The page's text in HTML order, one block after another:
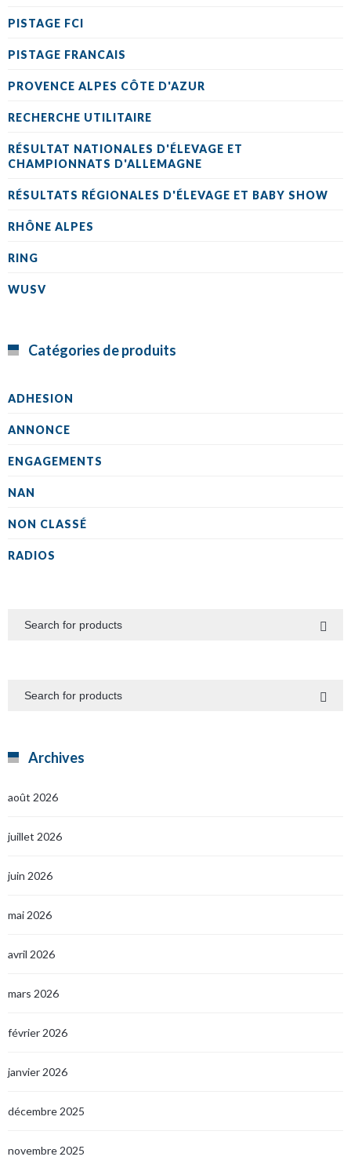
PISTAGE FCI
PISTAGE FRANCAIS
PROVENCE ALPES CÔTE D'AZUR
RECHERCHE UTILITAIRE
RÉSULTAT NATIONALES D'ÉLEVAGE ET
CHAMPIONNATS D'ALLEMAGNE
RÉSULTATS RÉGIONALES D'ÉLEVAGE ET BABY SHOW
RHÔNE ALPES
RING
WUSV
Catégories de produits
ADHESION
ANNONCE
ENGAGEMENTS
NAN
NON CLASSÉ
RADIOS
Archives
août 2026
juillet 2026
juin 2026
mai 2026
avril 2026
mars 2026
février 2026
janvier 2026
décembre 2025
novembre 2025